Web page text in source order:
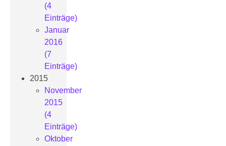
(4
Einträge)
Januar
2016
(7
Einträge)
2015
November
2015
(4
Einträge)
Oktober